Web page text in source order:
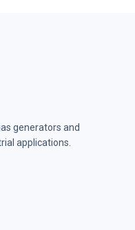
generators and
applications.